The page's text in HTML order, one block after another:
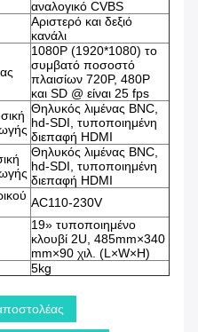
αναλογικό CVBS
Αριστερό και δεξιό
κανάλι
1080P (1920*1080) το
συμβατό ποσοστό
πλαισίων 720P, 480P
και SD @ είναι 25 fps
Θηλυκός λιμένας BNC,
hd-SDI, τυποποιημένη
διεπαφή HDMI
Θηλυκός λιμένας BNC,
hd-SDI, τυποποιημένη
διεπαφή HDMI
AC110-230V
19» τυποποιημένο
κλουβί 2U, 485mm×340
mm×90 χιλ. (L×W×H)
5kg